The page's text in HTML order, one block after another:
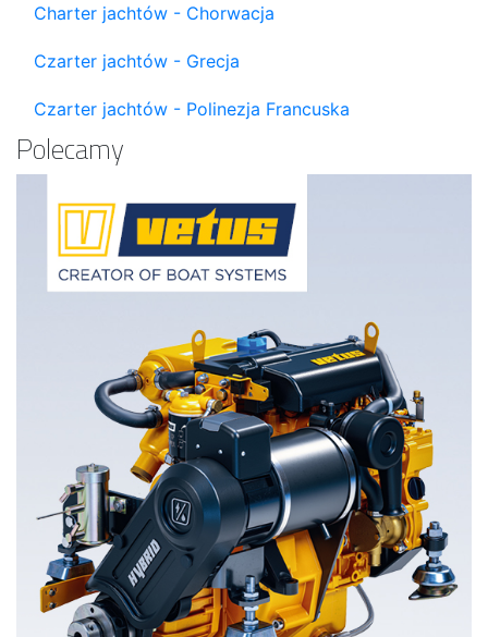
Charter jachtów - Chorwacja
Czarter jachtów - Grecja
Czarter jachtów - Polinezja Francuska
Polecamy